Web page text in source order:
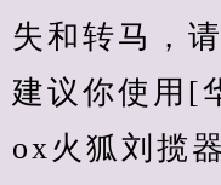
失和转马，
建议你使用[
ox火狐刘揽